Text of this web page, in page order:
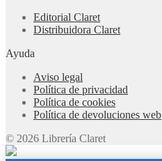
Editorial Claret
Distribuidora Claret
Ayuda
Aviso legal
Política de privacidad
Política de cookies
Política de devoluciones web
© 2026 Librería Claret